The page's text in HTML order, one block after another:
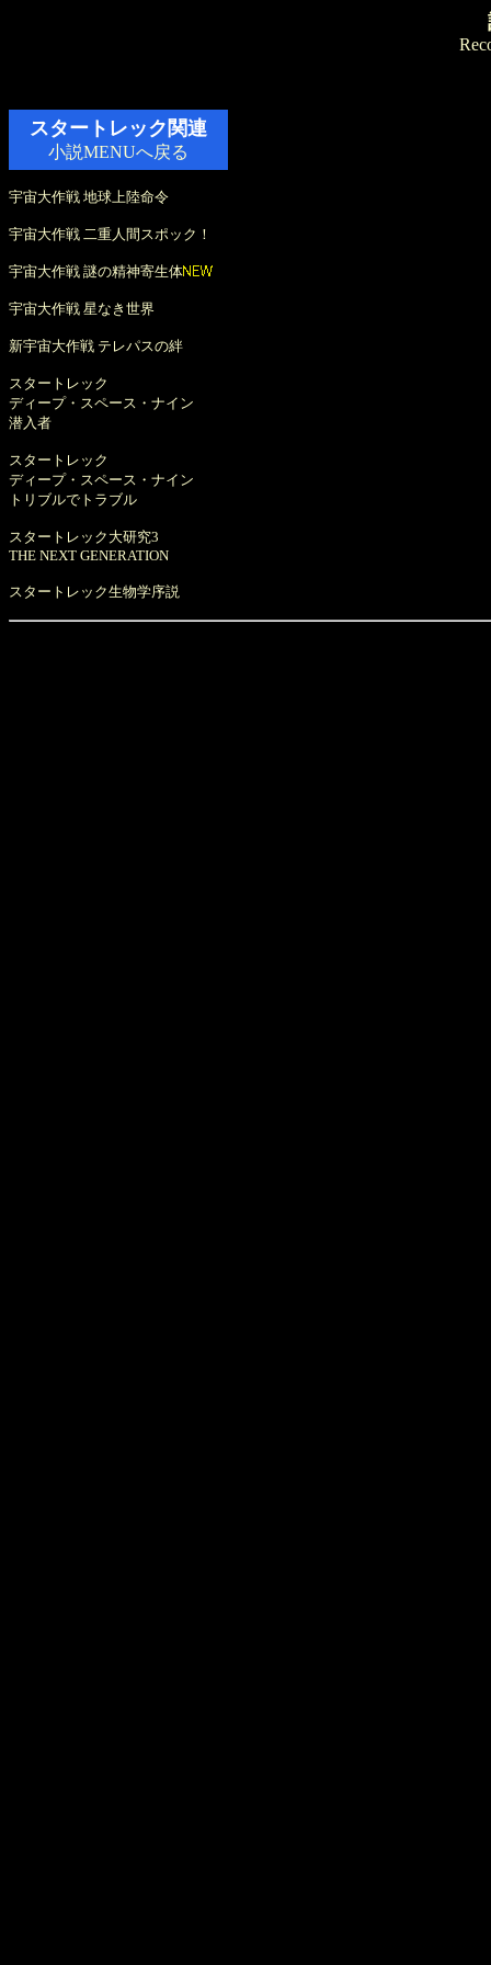
スタートレック関連
小説MENUへ戻る
宇宙大作戦 地球上陸命令
宇宙大作戦 二重人間スポック！
宇宙大作戦 謎の精神寄生体
宇宙大作戦 星なき世界
新宇宙大作戦 テレパスの絆
スタートレック
ディープ・スペース・ナイン
潜入者
スタートレック
ディープ・スペース・ナイン
トリブルでトラブル
スタートレック大研究3
THE NEXT GENERATION
スタートレック生物学序説